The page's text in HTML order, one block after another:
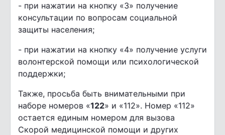
- при нажатии на кнопку «3» получение
консультации по вопросам социальной
защиты населения;
- при нажатии на кнопку «4» получение услуги
волонтерской помощи или психологической
поддержки;
Также, просьба быть внимательными при
наборе номеров «122» и «112». Номер «112»
остается единым номером для вызова
Скорой медицинской помощи и других